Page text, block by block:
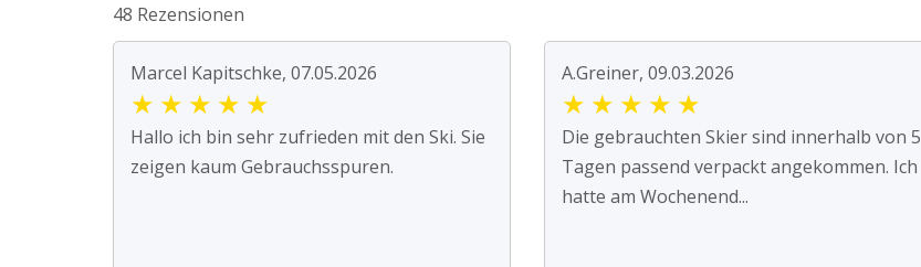
48 Rezensionen
Marcel Kapitschke, 07.05.2026
★ ★ ★ ★ ★
Hallo ich bin sehr zufrieden mit den Ski. Sie
zeigen kaum Gebrauchsspuren.
A.Greiner, 09.03.2026
★ ★ ★ ★ ★
Die gebrauchten Skier sind innerhalb von 5
Tagen passend verpackt angekommen. Ich
hatte am Wochenend...